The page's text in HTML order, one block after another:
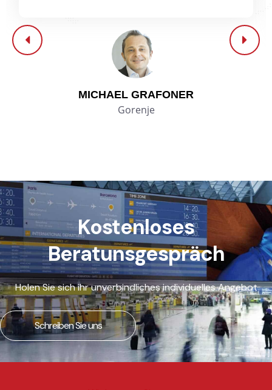
MICHAEL GRAFONER
Gorenje
Kostenloses
Beratunsgespräch
Holen Sie sich ihr unverbindliches individuelles Angebot
Schreiben Sie uns